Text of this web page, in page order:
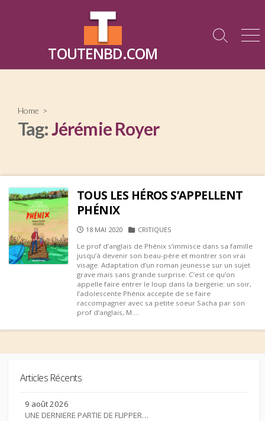
TOUTENBD.COM
Search
Home >
Tag:Jérémie Royer
TOUS LES HÉROS S’APPELLENT
PHÉNIX
PUBLISHED
18 MAI 2020 CATEGORIES
CRITIQUES
Le prof d’anglais de Phénix s’immisce dans sa famille
jusqu’à devenir son beau-père et montrer son vrai
visage. Adaptation d’un roman jeunesse sur un sujet
grave mais sans grande surprise. C’est ce qu’on
appelle faire entrer le loup dans la bergerie: un soir,
l’adolescente Phénix accepte de se faire
raccompagner avec sa petite soeur Sacha par son
prof d’anglais, M....
Articles Récents
9 août 2026
UNE DERNIERE PARTIE DE FLIPPER…